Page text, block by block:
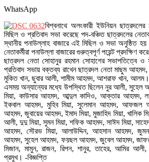
WhatsApp
বিশ্বনাথে অলংকারী ইউনিয়ন
মিছিল ও প্রতিবাদ সভা করেছে পদ-বঞ্চিত ছাত্রদলের
স্থানীয় পনাউল্লাহ বাজারে এই মিছিল ও সভা অনুষ্ঠিত
নেতাকর্মীরা পনাউল্লা বাজারের গুরুত্বপূর্ণ পয়েন্ট প্রদক্ষিণ
ছাত্রদল নেতা সোহানুর রহমান সোহাগের সভাপতিত্বে ও
প্রতিবাদ সভায় বক্তব্য রাখেন ছাত্রদল নেতা মাছুম
মুকিত খান, ছুবার আলী, শামীম আহমদ, আশরাফ খান, আলম।
এসময় অন্যান্যের মধ্যে উপস্থিত ছিলেন নুর আলী,
মিয়া, কাউসার আহমদ, আব্দুল কাদিও, আক্তার আহমদ,
ইকবাল আহমদ, মুহিব মিয়া, সুলেমান আহমদ, আফজল
আহমদ, জুবায়ের আহমদ, ইমাদ মিয়া, মুজাহিদ মিয়া,
আলী, দুদু মিয়া, সুমন মিয়া, শফিক আহমদ, সাঈদ মিয়া,
আহমদ, সৌরভ মিয়া, আলাউদ্দিন, আহসান আহমদ, জুমন
আহমদ, সুহেল আহমদ, ফয়ছল আহমদ, জুবেল আহমদ, জাফর
মিজান, মামুন, রাজন, রিপন, শানুর, তাহের, আমির
প্রমুখ। -বিজ্ঞপ্তি